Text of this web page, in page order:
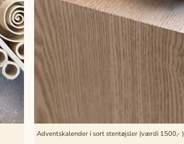
Adventskalender i sort stentøjsler (værdi 1500,- )